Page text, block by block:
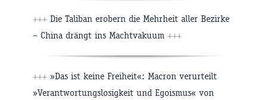
+++ Die Taliban erobern die Mehrheit aller Bezirke
– China drängt ins Machtvakuum +++
+++ »Das ist keine Freiheit«: Macron verurteilt
»Verantwortungslosigkeit und Egoismus« von